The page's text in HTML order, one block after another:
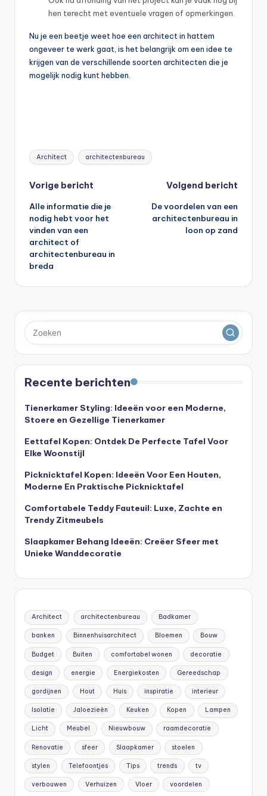
hen terecht met eventuele vragen of opmerkingen.
Nu je een beetje weet hoe een architect in hattem
ongeveer te werk gaat, is het belangrijk om een idee te
krijgen van de verschillende soorten architecten die je
mogelijk nodig kunt hebben.
Tags:
Architect architectenbureau
Bericht
navigatie
Vorige bericht
Alle informatie die je
nodig hebt voor het
vinden van een
architect of
architectenbureau in
breda
Volgend bericht
De voordelen van een
architectenbureau in
loon op zand
Recente berichten
Tienerkamer Styling: Ideeën voor een Moderne,
Stoere en Gezellige Tienerkamer
Eettafel Kopen: Ontdek De Perfecte Tafel Voor
Elke Woonstijl
Picknicktafel Kopen: Ideeën Voor Een Houten,
Moderne En Praktische Picknicktafel
Comfortabele Teddy Fauteuil: Luxe, Zachte en
Trendy Zitmeubels
Slaapkamer Behang Ideeën: Creëer Sfeer met
Unieke Wanddecoratie
Architect architectenbureau Badkamer
banken Binnenhuisarchitect Bloemen Bouw
Budget Buiten comfortabel wonen decoratie
design energie Energiekosten Gereedschap
gordijnen Hout Huis inspiratie interieur
Isolatie Jaloezieën Keuken Kopen Lampen
Licht Meubel Nieuwbouw raamdecoratie
Renovatie sfeer Slaapkamer stoelen
stylen Telefoontjes Tips trends tv
verbouwen Verhuizen Vloer voordelen